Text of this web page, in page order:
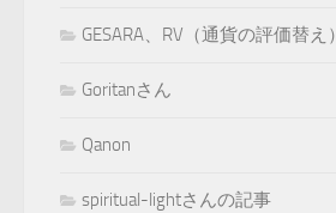
GESARA、RV（通貨の評価替え）
Goritanさん
Qanon
spiritual-lightさんの記事